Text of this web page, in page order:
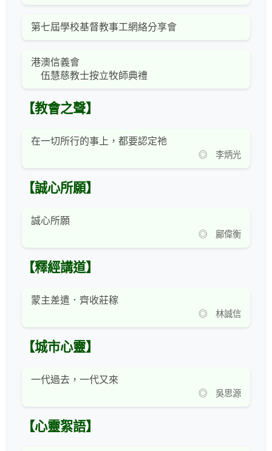
第七屆學校基督教事工網絡分享會
港澳信義會
伍慧慈教士按立牧師典禮
【教會之聲】
在一切所行的事上，都要認定祂
◎ 李炳光
【誠心所願】
誠心所願
◎ 鄺偉衡
【釋經講道】
蒙主差遣．齊收莊稼
◎ 林誠信
【城市心靈】
一代過去，一代又來
◎ 吳思源
【心靈絮語】